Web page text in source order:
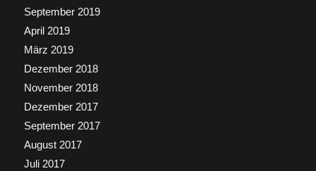
September 2019
April 2019
März 2019
Dezember 2018
November 2018
Dezember 2017
September 2017
August 2017
Juli 2017